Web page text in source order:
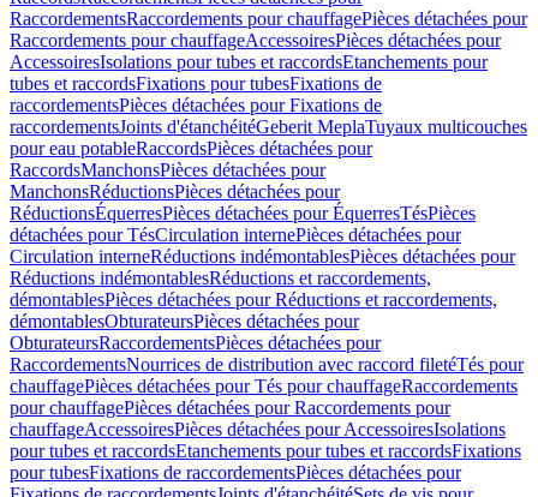
RaccordementsRaccordements pour chauffagePièces détachées pour
Raccordements pour chauffageAccessoiresPièces détachées pour
AccessoiresIsolations pour tubes et raccordsEtanchements pour
tubes et raccordsFixations pour tubesFixations de
raccordementsPièces détachées pour Fixations de
raccordementsJoints d'étanchéitéGeberit MeplaTuyaux multicouches
pour eau potableRaccordsPièces détachées pour
RaccordsManchonsPièces détachées pour
ManchonsRéductionsPièces détachées pour
RéductionsÉquerresPièces détachées pour ÉquerresTésPièces
détachées pour TésCirculation internePièces détachées pour
Circulation interneRéductions indémontablesPièces détachées pour
Réductions indémontablesRéductions et raccordements,
démontablesPièces détachées pour Réductions et raccordements,
démontablesObturateursPièces détachées pour
ObturateursRaccordementsPièces détachées pour
RaccordementsNourrices de distribution avec raccord filetéTés pour
chauffagePièces détachées pour Tés pour chauffageRaccordements
pour chauffagePièces détachées pour Raccordements pour
chauffageAccessoiresPièces détachées pour AccessoiresIsolations
pour tubes et raccordsEtanchements pour tubes et raccordsFixations
pour tubesFixations de raccordementsPièces détachées pour